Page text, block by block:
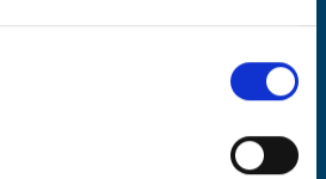
à l'Aquarium